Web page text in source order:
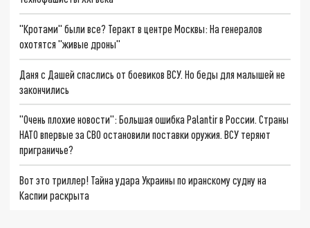
"Кротами" были все? Теракт в центре Москвы: На генералов
охотятся "живые дроны"
Даня с Дашей спаслись от боевиков ВСУ. Но беды для малышей не
закончились
"Очень плохие новости": Большая ошибка Palantir в России. Страны
НАТО впервые за СВО остановили поставки оружия. ВСУ теряют
приграничье?
Вот это триллер! Тайна удара Украины по иранскому судну на
Каспии раскрыта